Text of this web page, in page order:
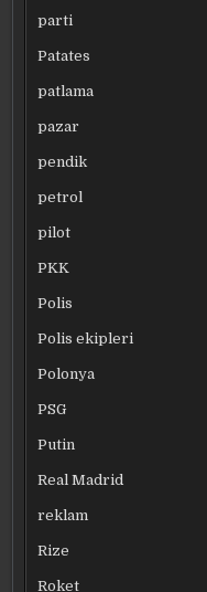
parti
Patates
patlama
pazar
pendik
petrol
pilot
PKK
Polis
Polis ekipleri
Polonya
PSG
Putin
Real Madrid
reklam
Rize
Roket